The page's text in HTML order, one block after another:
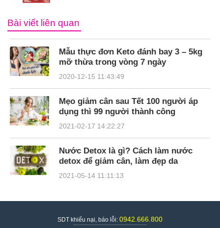
Bài viết liên quan
Mẫu thực đơn Keto đánh bay 3 – 5kg
mỡ thừa trong vòng 7 ngày
2020-12-15 11:43:49
Mẹo giảm cân sau Tết 100 người áp
dụng thì 99 người thành công
2021-02-17 14:22:27
Nước Detox là gì? Cách làm nước
detox để giảm cân, làm đẹp da
2021-05-14 11:11:13
SDT khiếu nại, báo lỗi: 0942.666.800